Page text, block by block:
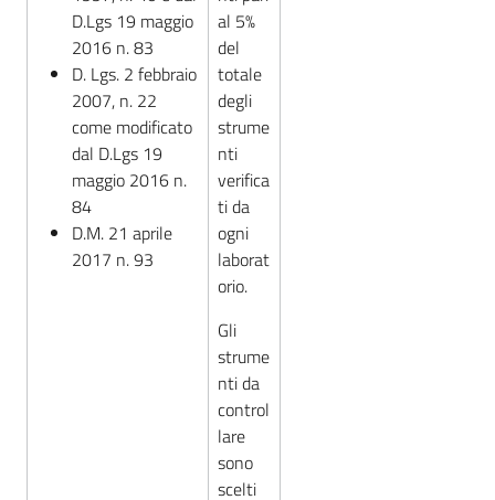
D.Lgs 19 maggio
2016 n. 83
D. Lgs. 2 febbraio
2007, n. 22
come modificato
dal D.Lgs 19
maggio 2016 n.
84
D.M. 21 aprile
2017 n. 93
al 5%
del
totale
degli
strume
nti
verifica
ti da
ogni
laborat
orio.
Gli
strume
nti da
control
lare
sono
scelti